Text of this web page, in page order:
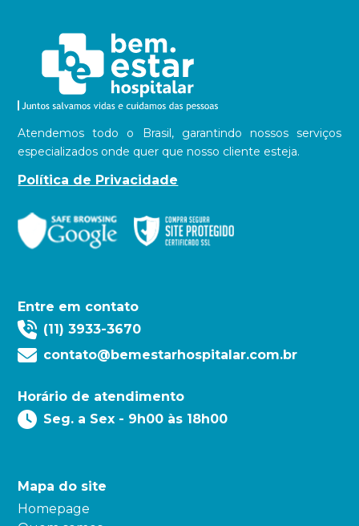
Atendemos todo o Brasil, garantindo nossos serviços
especializados onde quer que nosso cliente esteja.
Política de Privacidade
Entre em contato
(11) 3933-3670
contato@bemestarhospitalar.com.br
Horário de atendimento
Seg. a Sex - 9h00 às 18h00
Mapa do site
Homepage